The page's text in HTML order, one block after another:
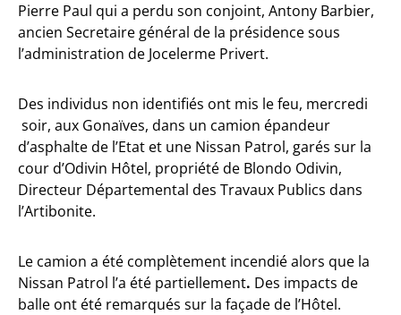
Pierre Paul qui a perdu son conjoint, Antony Barbier,
ancien Secretaire général de la présidence sous
l’administration de Jocelerme Privert.
Des individus non identifiés ont mis le feu, mercredi
soir, aux Gonaïves, dans un camion épandeur
d’asphalte de l’Etat et une Nissan Patrol, garés sur la
cour d’Odivin Hôtel, propriété de Blondo Odivin,
Directeur Départemental des Travaux Publics dans
l’Artibonite.
Le camion a été complètement incendié alors que la
Nissan Patrol l’a été partiellement. Des impacts de
balle ont été remarqués sur la façade de l’Hôtel.